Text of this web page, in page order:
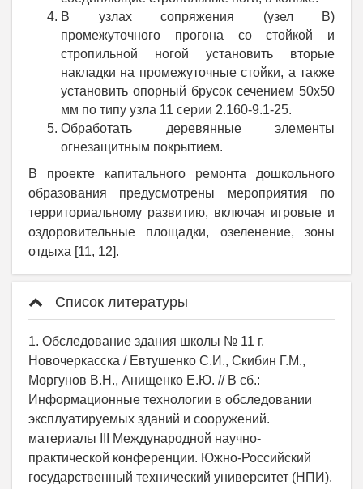
В узлах сопряжения (узел В)
промежуточного прогона со стойкой и
стропильной ногой установить вторые
накладки на промежуточные стойки, а также
установить опорный брусок сечением 50х50
мм по типу узла 11 серии 2.160-9.1-25.
Обработать деревянные элементы
огнезащитным покрытием.
В проекте капитального ремонта дошкольного
образования предусмотрены мероприятия по
территориальному развитию, включая игровые и
оздоровительные площадки, озеленение, зоны
отдыха [11, 12].
Список литературы
1. Обследование здания школы № 11 г.
Новочеркасска / Евтушенко С.И., Скибин Г.М.,
Моргунов В.Н., Анищенко Е.Ю. // В сб.:
Информационные технологии в обследовании
эксплуатируемых зданий и сооружений.
материалы III Международной научно-
практической конференции. Южно-Российский
государственный технический университет (НПИ).